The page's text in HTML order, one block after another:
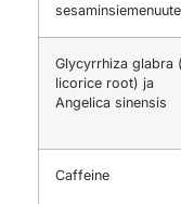
Glycyrrhiza glabra (י
licorice root) ja
Angelica sinensis
Caffeine